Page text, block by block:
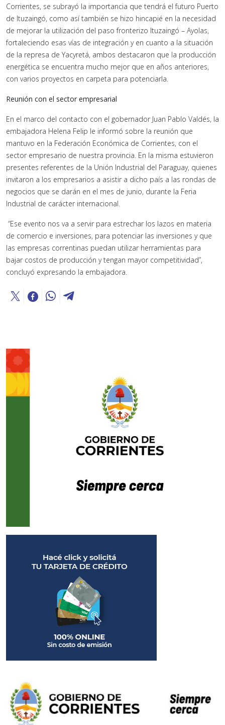
Corrientes, se subrayó la importancia que tendrá el futuro Puerto
de Ituzaingó, como así también se hizo hincapié en la necesidad
de mejorar la utilización del paso fronterizo Ituzaingó – Ayolas,
fortaleciendo esas vías de integración y en cuanto a la situación
de la represa de Yacyretá, ambos destacaron que la producción
energética se encuentra mucho mejor que en años anteriores,
con varios proyectos en carpeta para potenciarla.
Reunión con el sector empresarial
En el marco del contacto con el gobernador Juan Pablo Valdés, la
embajadora Helena Felip le informó sobre la reunión que
mantuvo en la Federación Económica de Corrientes, con el
sector empresario de nuestra provincia. En la misma estuvieron
presentes referentes de la Unión Industrial del Paraguay, quienes
invitaron a los empresarios a asistir a dicho país a las rondas de
negocios que se darán en el mes de junio, durante la Feria
Industrial de carácter internacional.
“Ese evento nos va a servir para estrechar los lazos en materia
de comercio e inversiones, para potenciar las inversiones y que
las empresas correntinas puedan utilizar herramientas para
bajar costos de producción y tengan mayor competitividad”,
concluyó expresando la embajadora.